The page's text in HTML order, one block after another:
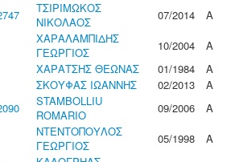
ΤΣΙΡΙΜΩΚΟΣ
ΝΙΚΟΛΑΟΣ
07/2014
Α
ΧΑΡΑΛΑΜΠΙΔΗΣ
ΓΕΩΡΓΙΟΣ
10/2004
Α
ΧΑΡΑΤΣΗΣ ΘΕΩΝΑΣ 01/1984
Α
ΣΚΟΥΦΑΣ ΙΩΑΝΝΗΣ 02/2013
Α
STAMBOLLIU
ROMARIO
09/2006
Α
ΝΤΕΝΤΟΠΟΥΛΟΣ
ΓΕΩΡΓΙΟΣ
05/1998
Α